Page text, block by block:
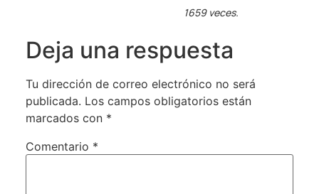
1659 veces.
Deja una respuesta
Tu dirección de correo electrónico no será
publicada. Los campos obligatorios están
marcados con *
Comentario *